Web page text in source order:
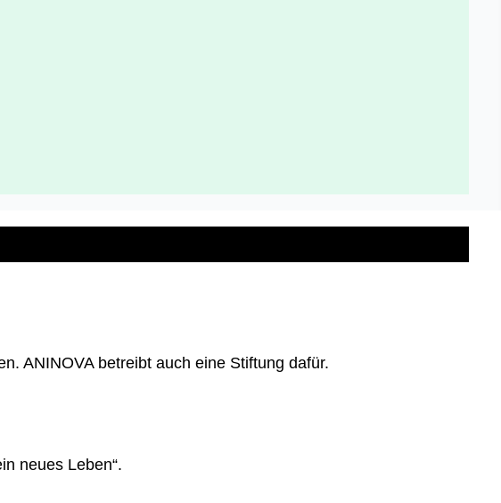
ANINOVA betreibt auch eine Stiftung dafür.
neues Leben“.